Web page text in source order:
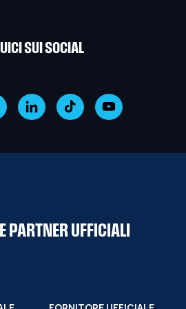
SUI SOCIAL
PARTNER UFFICIALI